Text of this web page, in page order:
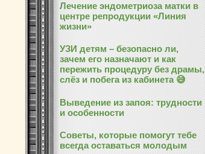
Лечение эндометриоза матки в
центре репродукции «Линия
жизни»
УЗИ детям – безопасно ли,
зачем его назначают и как
пережить процедуру без драмы,
слёз и побега из кабинета 😅
Выведение из запоя: трудности
и особенности
Советы, которые помогут тебе
всегда оставаться молодым